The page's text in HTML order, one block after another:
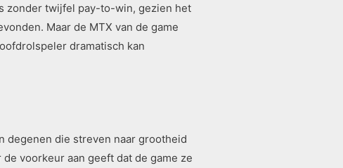
zonder twijfel pay-to-win, gezien het
Maar de MTX van de game
dramatisch kan
degenen die streven naar grootheid
voorkeur aan geeft dat de game ze